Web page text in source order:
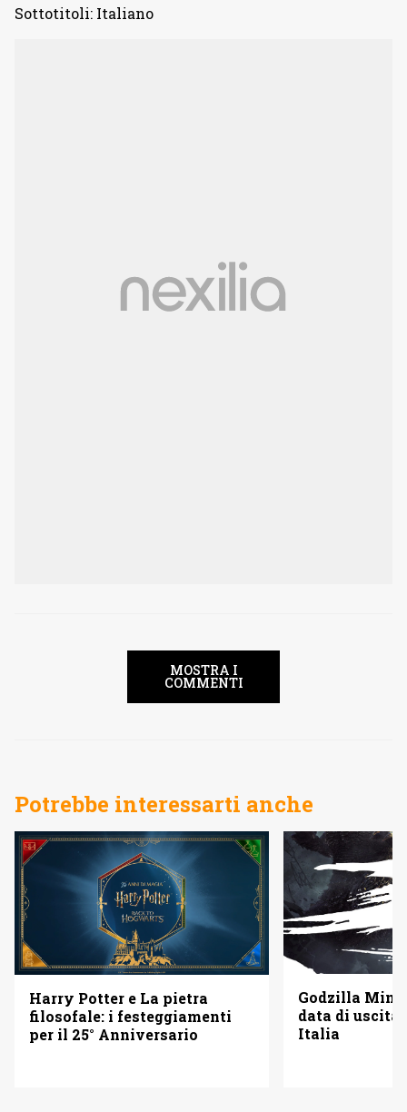
Sottotitoli: Italiano
MOSTRA I
COMMENTI
Potrebbe interessarti anche
Harry Potter e La pietra
filosofale: i festeggiamenti
per il 25° Anniversario
Godzilla
data di uscita
Italia